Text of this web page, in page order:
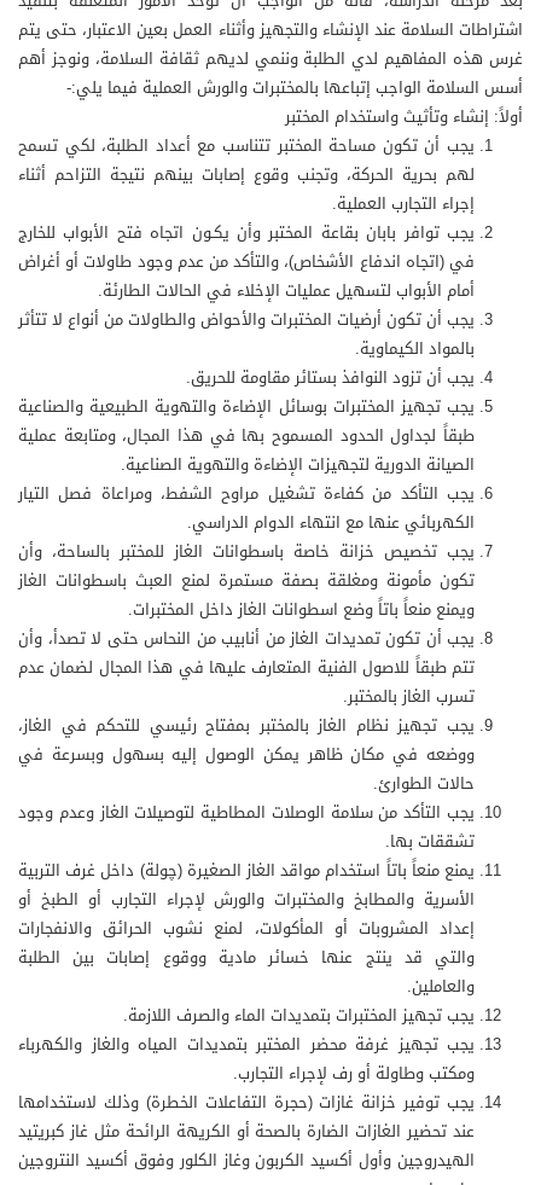
اشتراطات السلامة عند الإنشاء والتجهيز وأثناء العمل بعين الاعتبار، حتى يتم
غرس هذه المفاهيم لدي الطلبة وننمي لديهم ثقافة السلامة، ونوجز أهم
أسس السلامة الواجب إتباعها بالمختبرات والورش العملية فيما يلي:-
أولاً: إنشاء وتأثيث واستخدام المختبر
يجب أن تكون مساحة المختبر تتناسب مع أعداد الطلبة، لكي تسمح
لهم بحرية الحركة، وتجنب وقوع إصابات بينهم نتيجة التزاحم أثناء
إجراء التجارب العملية.
يجب توافر بابان بقاعة المختبر وأن يكـون اتجاه فتح الأبواب للخارج
في (اتجاه اندفاع الأشخاص)، والتأكد من عدم وجود طاولات أو أغراض
أمام الأبواب لتسهيل عمليات الإخلاء في الحالات الطارئة.
يجب أن تكون أرضيات المختبرات والأحواض والطاولات من أنواع لا تتأثر
بالمواد الكيماوية.
يجب أن تزود النوافذ بستائر مقاومة للحريق.
يجب تجهيز المختبرات بوسائل الإضاءة والتهوية الطبيعية والصناعية
طبقاً لجداول الحدود المسموح بها في هذا المجال، ومتابعة عملية
الصيانة الدورية لتجهيزات الإضاءة والتهوية الصناعية.
يجب التأكد من كفاءة تشغيل مراوح الشفط، ومراعاة فصل التيار
الكهربائي عنها مع انتهاء الدوام الدراسي.
يجب تخصيص خزانة خاصة باسطوانات الغاز للمختبر بالساحة، وأن
تكون مأمونة ومغلقة بصفة مستمرة لمنع العبث باسطوانات الغاز
ويمنع منعاً باتاً وضع اسطوانات الغاز داخل المختبرات.
يجب أن تكون تمديدات الغاز من أنابيب من النحاس حتى لا تصدأ، وأن
تتم طبقاً للاصول الفنية المتعارف عليها في هذا المجال لضمان عدم
تسرب الغاز بالمختبر.
يجب تجهيز نظام الغاز بالمختبر بمفتاح رئيسي للتحكم في الغاز،
ووضعه في مكان ظاهر يمكن الوصول إليه بسهول وبسرعة في
حالات الطوارئ.
يجب التأكد من سلامة الوصلات المطاطية لتوصيلات الغاز وعدم وجود
تشققات بها.
يمنع منعاً باتاً استخدام مواقد الغاز الصغيرة (چولة) داخل غرف التربية
الأسرية والمطابخ والمختبرات والورش لإجراء التجارب أو الطبخ أو
إعداد المشروبات أو المأكولات، لمنع نشوب الحرائق والانفجارات
والتي قد ينتج عنها خسائر مادية ووقوع إصابات بين الطلبة
والعاملين.
يجب تجهيز المختبرات بتمديدات الماء والصرف اللازمة.
يجب تجهيز غرفة محضر المختبر بتمديدات المياه والغاز والكهرباء
ومكتب وطاولة أو رف لإجراء التجارب.
يجب توفير خزانة غازات (حجرة التفاعلات الخطرة) وذلك لاستخدامها
عند تحضير الغازات الضارة بالصحة أو الكريهة الرائحة مثل غاز كبريتيد
الهيدروجين وأول أكسيد الكربون وغاز الكلور وفوق أكسيد النتروجين